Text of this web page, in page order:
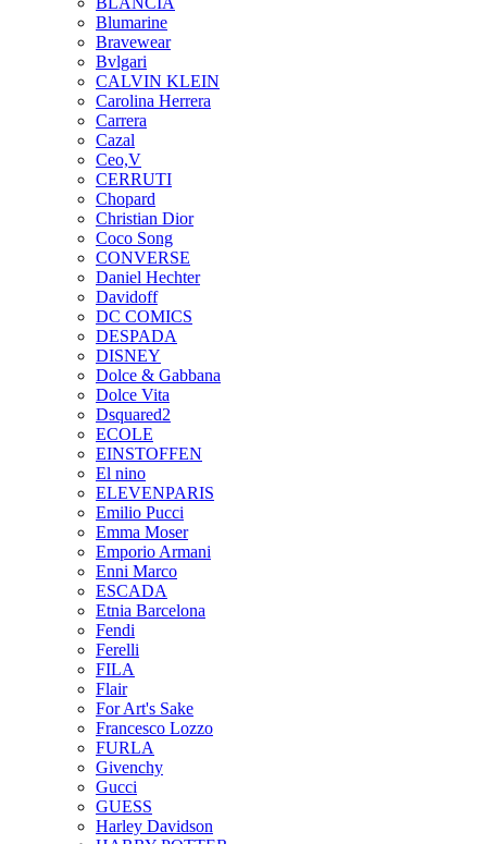
Blumarine
Bravewear
Bvlgari
CALVIN KLEIN
Carolina Herrera
Carrera
Cazal
Ceo,V
CERRUTI
Chopard
Christian Dior
Coco Song
CONVERSE
Daniel Hechter
Davidoff
DC COMICS
DESPADA
DISNEY
Dolce & Gabbana
Dolce Vita
Dsquared2
ECOLE
EINSTOFFEN
El nino
ELEVENPARIS
Emilio Pucci
Emma Moser
Emporio Armani
Enni Marco
ESCADA
Etnia Barcelona
Fendi
Ferelli
FILA
Flair
For Art's Sake
Francesco Lozzo
FURLA
Givenchy
Gucci
GUESS
Harley Davidson